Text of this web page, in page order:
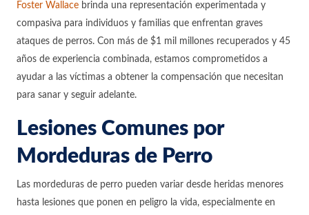
Foster Wallace brinda una representación experimentada y
compasiva para individuos y familias que enfrentan graves
ataques de perros. Con más de $1 mil millones recuperados y 45
años de experiencia combinada, estamos comprometidos a
ayudar a las víctimas a obtener la compensación que necesitan
para sanar y seguir adelante.
Lesiones Comunes por
Mordeduras de Perro
Las mordeduras de perro pueden variar desde heridas menores
hasta lesiones que ponen en peligro la vida, especialmente en